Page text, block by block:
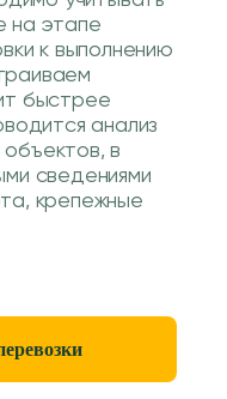
на этапе
к выполнению
быстрее
анализ
в
сведениями
крепежные